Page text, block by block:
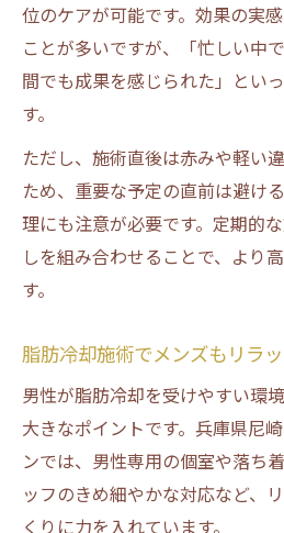
位のケアが可能です。効果の実
ことが多いですが、「忙しい中
間でも成果を感じられた」とい
す。
ただし、施術直後は赤みや軽い
ため、重要な予定の直前は避け
理にも注意が必要です。定期的
しを組み合わせることで、より
す。
脂肪冷却施術でメンズもリラ
男性が脂肪冷却を受けやすい環
大きなポイントです。兵庫県尼
ンでは、男性専用の個室や落ち
ッフのきめ細やかな対応など、
くりに力を入れています。